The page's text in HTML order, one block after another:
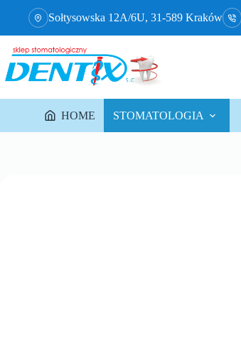
Sołtysowska 12A/6U, 31-589 Kraków
HOME STOMATOLOGIA